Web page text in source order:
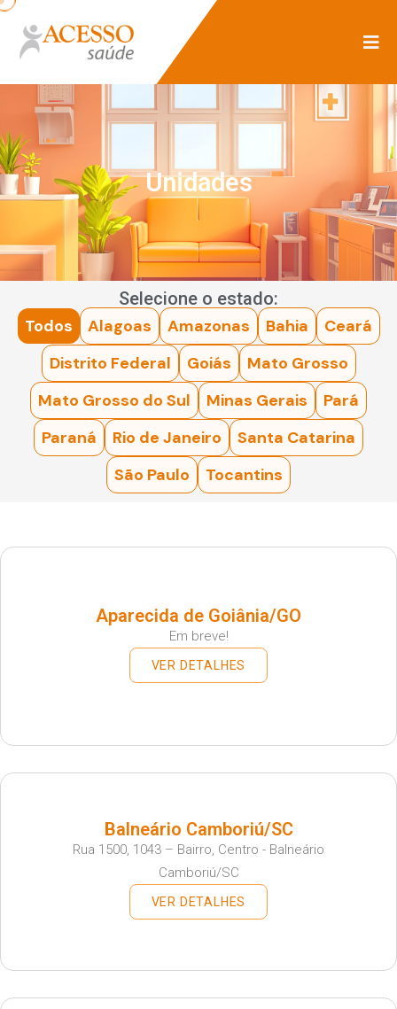
Unidades
Selecione o estado:
Alagoas
Amazonas Bahia
Ceará
Distrito Federal
Goiás
Mato Grosso
Mato Grosso do Sul
Minas Gerais
Pará
Paraná
Rio de Janeiro
Santa Catarina
São Paulo
Tocantins
Todos
Aparecida de Goiânia/GO
Em breve!
VER DETALHES
Balneário Camboriú/SC
Rua 1500, 1043 – Bairro, Centro - Balneário
Camboriú/SC
VER DETALHES